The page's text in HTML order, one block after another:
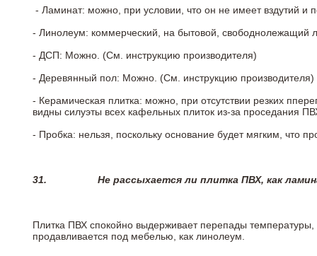
- Ламинат: можно, при условии, что он не имеет вздутий
- Линолеум: коммерческий, на бытовой, свободнолежащий
- ДСП: Можно. (См. инструкцию производителя)
- Деревянный пол: Можно. (См. инструкцию производителя)
- Керамическая плитка: можно, при отсутствии резких
видны силуэты всех кафельных плиток из-за проседания
- Пробка: нельзя, поскольку основание будет мягким, что
31. Не рассыхается ли плитка ПВХ, как
Плитка ПВХ спокойно выдерживает перепады температуры,
продавливается под мебелью, как линолеум.